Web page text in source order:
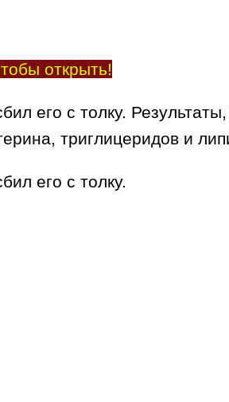
открыть!
его с толку.
триглицеридов и
его с толку.